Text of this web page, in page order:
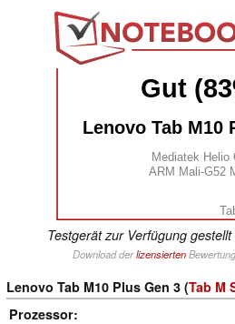
Gut
Lenovo Tab M10
Mediatek Helio
ARM Mali-G52
Testgerät zur Verfügung gestellt
Download derlizensierten
Lenovo Tab M10 Plus Gen 3 (Tab M
Prozessor